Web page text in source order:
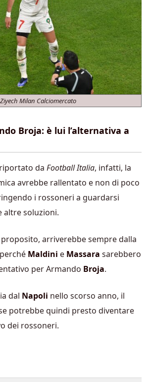
Ziyech Milan Calciomercato
Broja: è lui l’alternativa a
da Football Italia, infatti, la
avrebbe rallentato e non di poco
i rossoneri a guardarsi
altre soluzioni.
proposito, arriverebbe sempre dalla
Maldini e Massara sarebbero
per Armando Broja.
dal Napoli nello scorso anno, il
potrebbe quindi presto diventare
dei rossoneri.